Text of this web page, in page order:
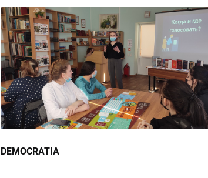
DEMOCRATIA